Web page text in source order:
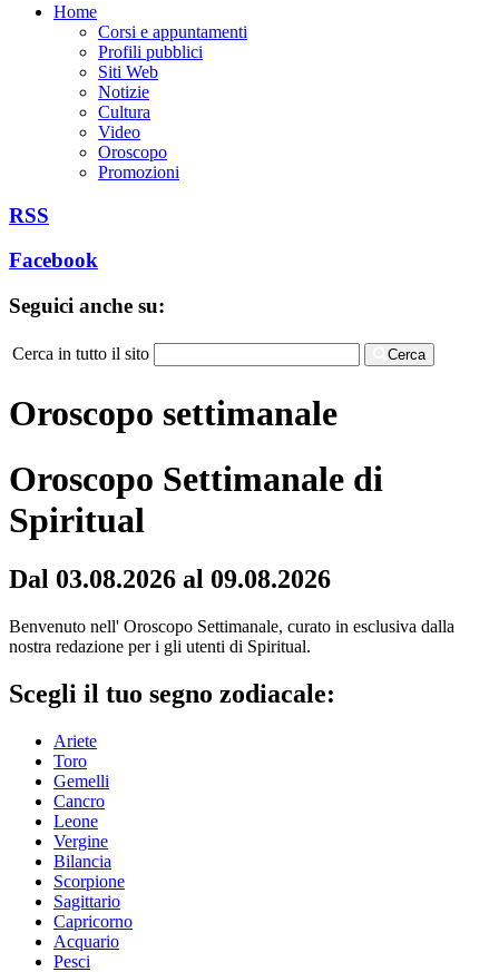
Home
Corsi e appuntamenti
Profili pubblici
Siti Web
Notizie
Cultura
Video
Oroscopo
Promozioni
RSS
Facebook
Seguici anche su:
Cerca in tutto il sito Cerca
Oroscopo settimanale
Oroscopo Settimanale di
Spiritual
Dal 03.08.2026 al 09.08.2026
Benvenuto nell' Oroscopo Settimanale, curato in esclusiva dalla
nostra redazione per i gli utenti di Spiritual.
Scegli il tuo segno zodiacale:
Ariete
Toro
Gemelli
Cancro
Leone
Vergine
Bilancia
Scorpione
Sagittario
Capricorno
Acquario
Pesci